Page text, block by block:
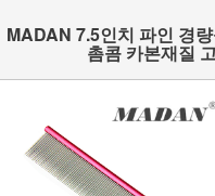
MADAN 7.5인치 파인 경
촘콤 카본재질